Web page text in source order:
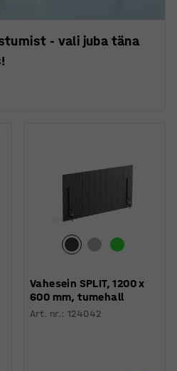
- vali juba täna
Vahesein SPLIT, 1200 x
600 mm, tumehall
Art. nr.:124042